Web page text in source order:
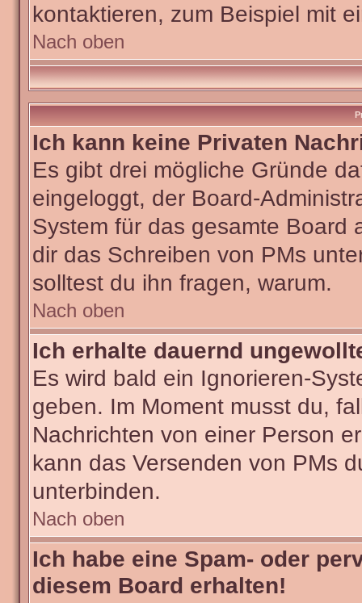
kontaktieren, zum Beispiel mit
Nach oben
Ich kann keine Privaten
Es gibt drei mögliche Gründe
eingeloggt, der Board-
System für das gesamte Board
dir das Schreiben von PMs
solltest du ihn fragen, warum.
Nach oben
Ich erhalte dauernd
Es wird bald ein Ignorieren-
geben. Im Moment musst du,
Nachrichten von einer Person
kann das Versenden von PMs
unterbinden.
Nach oben
Ich habe eine Spam- oder
diesem Board erhalten!